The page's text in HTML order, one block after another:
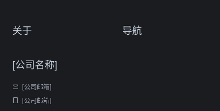
关于 导航
[公司名称]
[公司邮箱]
[公司邮箱]